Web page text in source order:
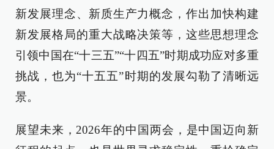
新发展理念、新质生产力概念，作出加快构建
新发展格局的重大战略决策等，这些思想理念
引领中国在“十三五”“十四五”时期成功应对多重
挑战，也为“十五五”时期的发展勾勒了清晰远
景。
展望未来，2026年的中国两会，是中国迈向新